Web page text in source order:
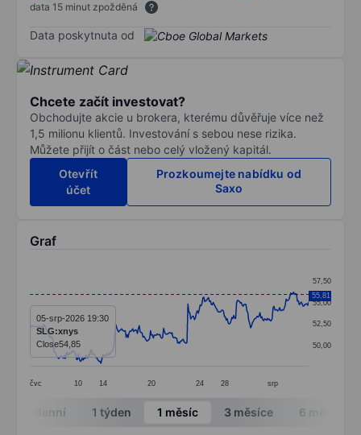
data 15 minut zpožděná
Data poskytnuta od
Chcete začít investovat?
Obchodujte akcie u brokera, kterému důvěřuje více než
1,5 milionu klientů. Investování s sebou nese rizika.
Můžete přijít o část nebo celý vložený kapitál.
Otevřít
účet
Prozkoumejte nabídku od
Saxo
Graf
Line chart with 299 data points.
The chart has 1 X axis displaying categories.
The chart has 1 Y axis displaying values. Data
čvc 10 14 20 24 28 srp
50,00
52,50
55,00
57,50
55,81
05-srp-2026 19:30
SLG:xnys
Close54,85
End of interactive chart.
Intradenní 1 týden 1 měsíc 3 měsíce 6 měsíců